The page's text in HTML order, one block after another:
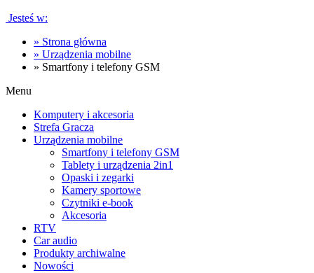
Jesteś w:
» Strona główna
» Urządzenia mobilne
» Smartfony i telefony GSM
Menu
Komputery i akcesoria
Strefa Gracza
Urządzenia mobilne
Smartfony i telefony GSM
Tablety i urządzenia 2in1
Opaski i zegarki
Kamery sportowe
Czytniki e-book
Akcesoria
RTV
Car audio
Produkty archiwalne
Nowości